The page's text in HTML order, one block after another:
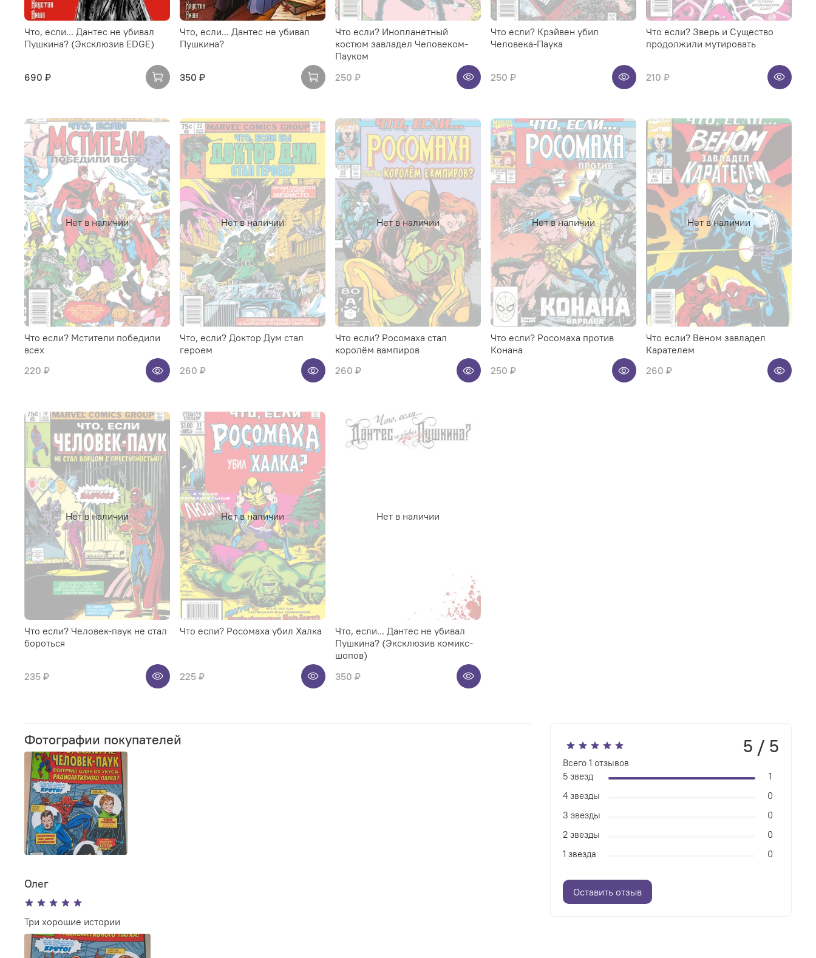
Что, если... Дантес не убивал
Пушкина? (Эксклюзив EDGE)
690 ₽
Что, если... Дантес не убивал
Пушкина?
350 ₽
Что если? Инопланетный
костюм завладел Человеком-
Пауком
250 ₽
Что если? Крэйвен убил
Человека-Паука
250 ₽
Что если? Зверь и Существо
продолжили мутировать
210 ₽
Нет в наличии
Что если? Мстители победили
всех
220 ₽
Нет в наличии
Что, если? Доктор Дум стал
героем
260 ₽
Нет в наличии
Что если? Росомаха стал
королём вампиров
260 ₽
Нет в наличии
Что если? Росомаха против
Конана
250 ₽
Нет в наличии
Что если? Веном завладел
Карателем
260 ₽
Нет в наличии
Что если? Человек-паук не стал
бороться
235 ₽
Нет в наличии
Что если? Росомаха убил Халка
225 ₽
Нет в наличии
Что, если... Дантес не убивал
Пушкина? (Эксклюзив комикс-
шопов)
350 ₽
Фотографии покупателей
Олег
Три хорошие истории
5 / 5
Всего1 отзывов
5 звезд
1
4 звезды
0
3 звезды
0
2 звезды
0
1 звезда
0
Оставить отзыв